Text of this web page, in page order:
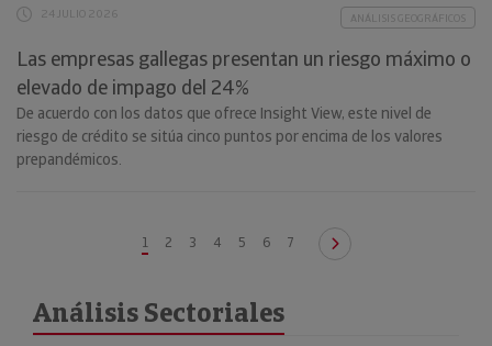
24 JULIO 2026 ANÁLISIS GEOGRÁFICOS
Las empresas gallegas presentan un riesgo máximo o
elevado de impago del 24%
De acuerdo con los datos que ofrece Insight View, este nivel de
riesgo de crédito se sitúa cinco puntos por encima de los valores
prepandémicos.
1 2 3 4 5 6 7
Análisis Sectoriales